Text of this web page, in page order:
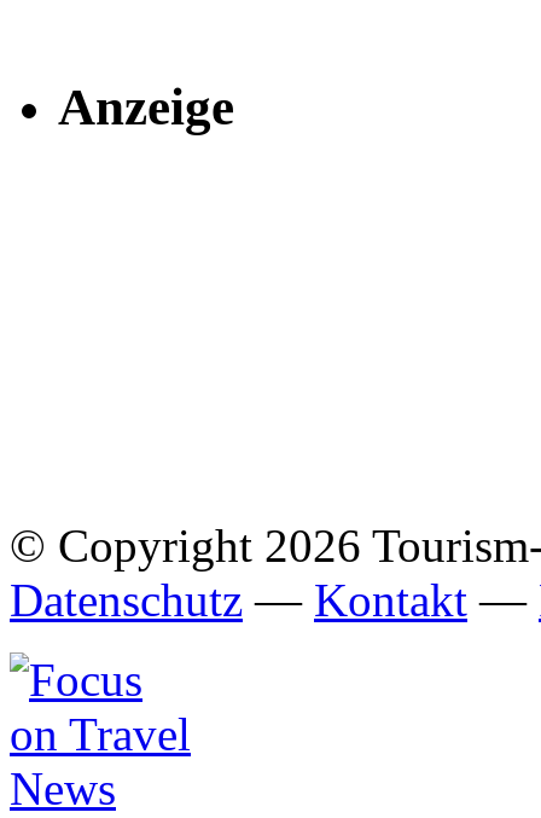
Anzeige
© Copyright 2026
Datenschutz — Kontakt —